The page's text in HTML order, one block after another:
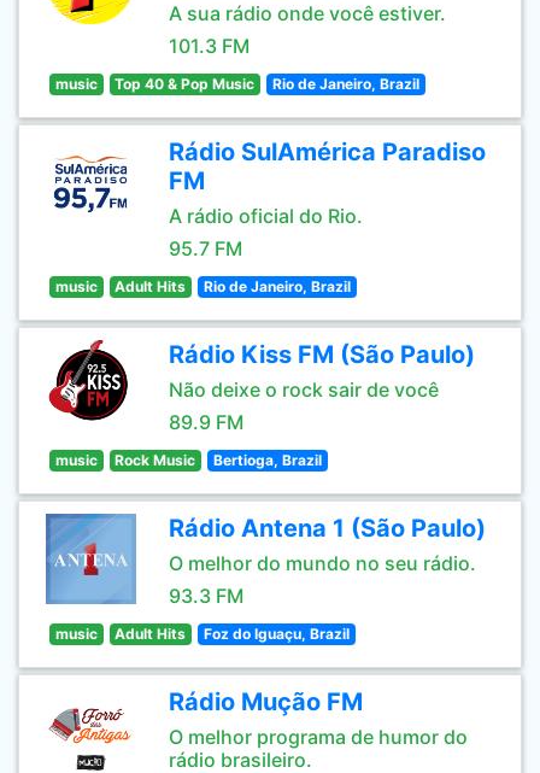
A sua rádio onde você estiver.
101.3 FM
music Top 40 & Pop Music Rio de Janeiro, Brazil
Rádio SulAmérica Paradiso
FM
A rádio oficial do Rio.
95.7 FM
music Adult Hits Rio de Janeiro, Brazil
Rádio Kiss FM (São Paulo)
Não deixe o rock sair de você
89.9 FM
music Rock Music Bertioga, Brazil
Rádio Antena 1 (São Paulo)
O melhor do mundo no seu rádio.
93.3 FM
music Adult Hits Foz do Iguaçu, Brazil
Rádio Mução FM
O melhor programa de humor do
rádio brasileiro.